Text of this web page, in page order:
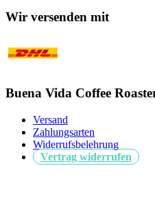
Wir versenden mit
Buena Vida Coffee
Versand
Zahlungsarten
Widerrufsbelehrung
Vertrag widerrufen